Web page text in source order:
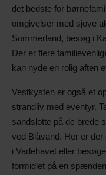
det bedste for
omgivelser med sjove
Sommerland, besøg i
Der er flere
kan nyde en rolig aften
Vestkysten er også et
strandliv med eventyr.
sandslotte på de brede
ved Blåvand. Her er
i Vadehavet eller
formidlet på en